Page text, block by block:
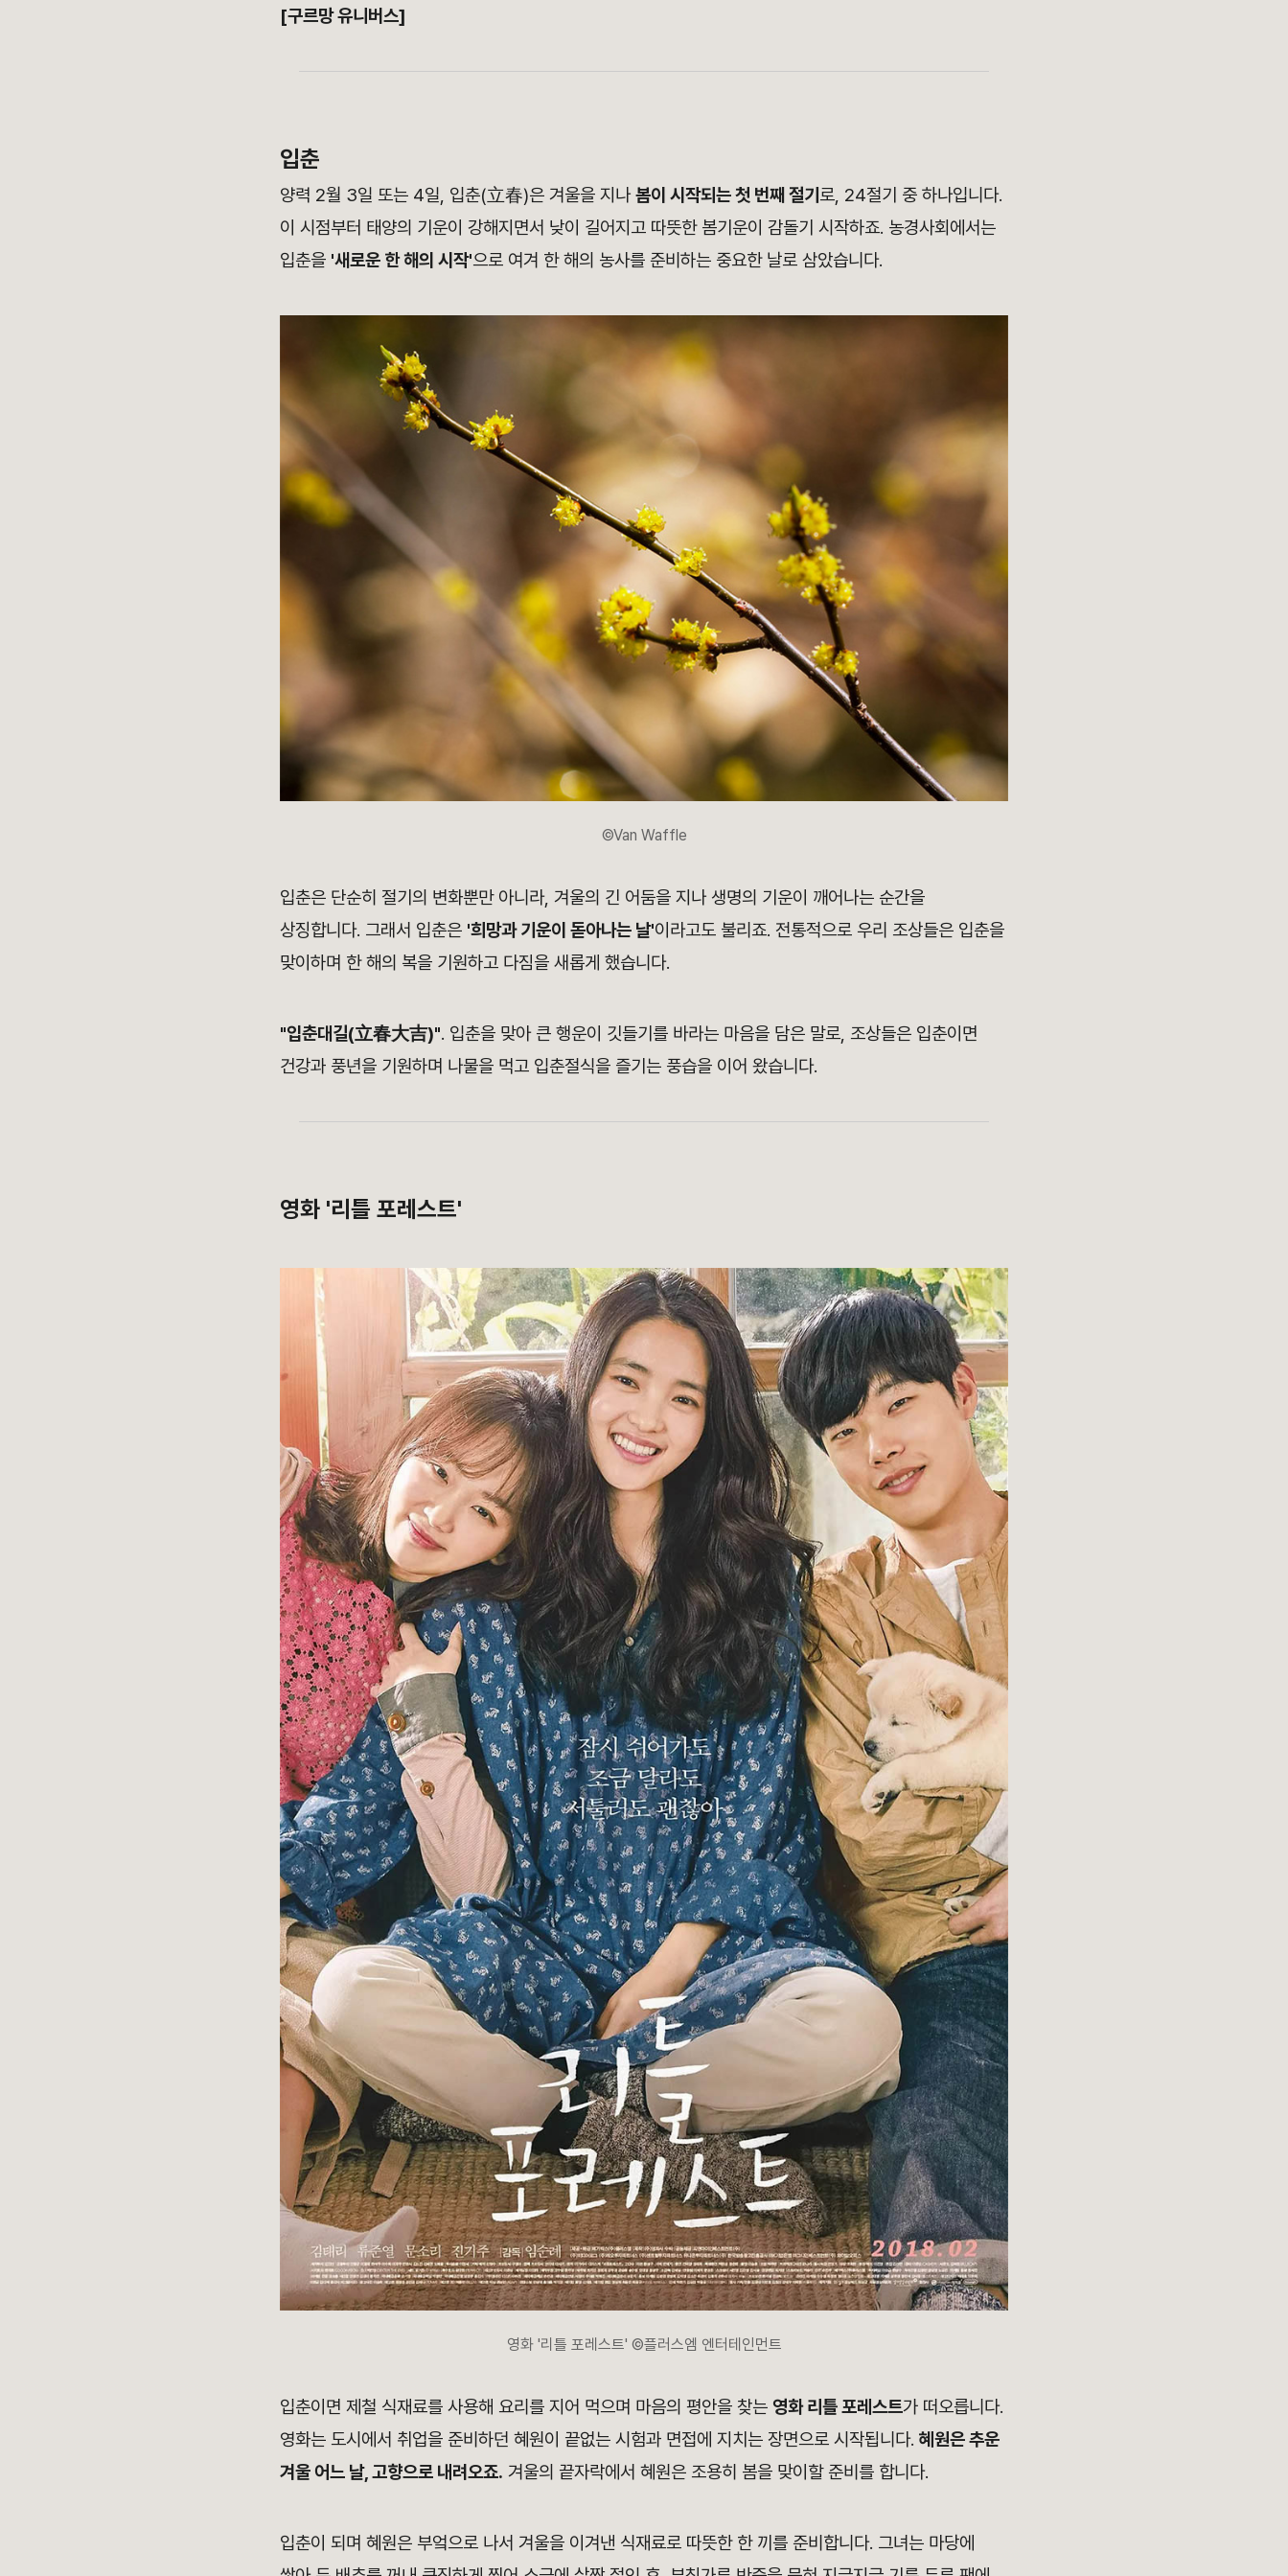
[구르망 유니버스]
입춘
양력 2월 3일 또는 4일, 입춘(立春)은 겨울을 지나 봄이 시작되는 첫 번째 절기 로, 24절기 중 하나입니다.
이 시점부터 태양의 기운이 강해지면서 낮이 길어지고 따뜻한 봄기운이 감돌기 시작하죠. 농경사회에서는
입춘을 '새로운 한 해의 시작'으로 여겨 한 해의 농사를 준비하는 중요한 날로 삼았습니다.
©Van Waffle
입춘은 단순히 절기의 변화뿐만 아니라, 겨울의 긴 어둠을 지나 생명의 기운이 깨어나는 순간을
상징합니다. 그래서 입춘은 '희망과 기운이 돋아나는 날'이라고도 불리죠. 전통적으로 우리 조상들은 입춘을
맞이하며 한 해의 복을 기원하고 다짐을 새롭게 했습니다.
"입춘대길(立春大吉)". 입춘을 맞아 큰 행운이 깃들기를 바라는 마음을 담은 말로, 조상들은 입춘이면
건강과 풍년을 기원하며 나물을 먹고 입춘절식을 즐기는 풍습을 이어 왔습니다.
영화 '리틀 포레스트'
영화 '리틀 포레스트' ©플러스엠 엔터테인먼트
입춘이면 제철 식재료를 사용해 요리를 지어 먹으며 마음의 평안을 찾는 영화 리틀 포레스트가 떠오릅니다.
영화는 도시에서 취업을 준비하던 혜원이 끝없는 시험과 면접에 지치는 장면으로 시작됩니다. 혜원은 추운
겨울 어느 날, 고향으로 내려오죠. 겨울의 끝자락에서 혜원은 조용히 봄을 맞이할 준비를 합니다.
입춘이 되며 혜원은 부엌으로 나서 겨울을 이겨낸 식재료로 따뜻한 한 끼를 준비합니다. 그녀는 마당에